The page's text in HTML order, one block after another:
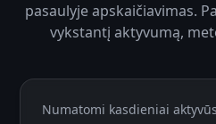
pasaulyje apskaičiavimas.
vykstantį aktyvumą,
Numatomi kasdieniai